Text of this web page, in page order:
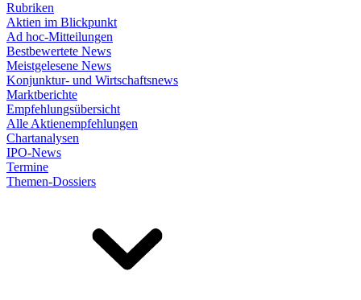
Rubriken
Aktien im Blickpunkt
Ad hoc-Mitteilungen
Bestbewertete News
Meistgelesene News
Konjunktur- und Wirtschaftsnews
Marktberichte
Empfehlungsübersicht
Alle Aktienempfehlungen
Chartanalysen
IPO-News
Termine
Themen-Dossiers